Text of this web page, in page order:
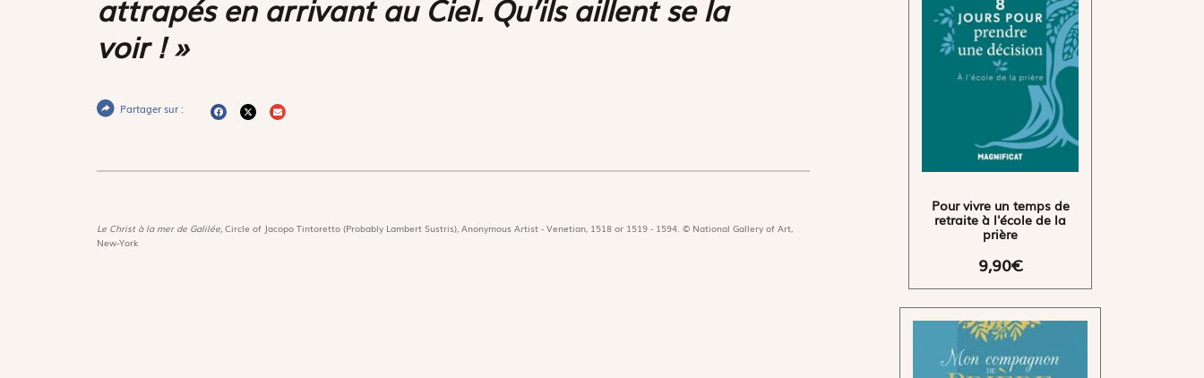
voir ! »
Partager sur :
Le Christ à la mer de Galilée, Circle of Jacopo Tintoretto (Probably Lambert Sustris), Anonymous Artist - Venetian, 1518 or 1519 - 1594. © National Gallery of Art,
New-York
Pour vivre un temps de
retraite à l'école de la
prière
9,90€